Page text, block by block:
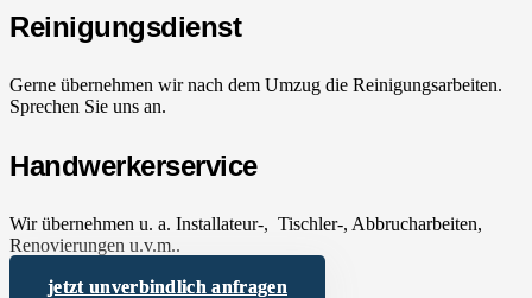
Reinigungsdienst
Gerne übernehmen wir nach dem Umzug die Reinigungsarbeiten.
Sprechen Sie uns an.
Handwerkerservice
Wir übernehmen u. a. Installateur-, Tischler-, Abbrucharbeiten,
Renovierungen u.v.m..
jetzt unverbindlich anfragen